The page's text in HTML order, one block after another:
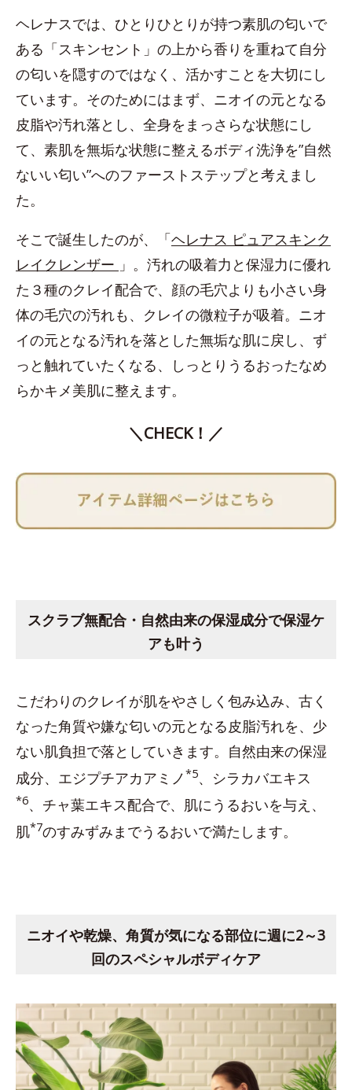
ヘレナスでは、ひとりひとりが持つ素肌の匂いで
ある「スキンセント」の上から香りを重ねて自分
の匂いを隠すのではなく、活かすことを大切にし
ています。そのためにはまず、ニオイの元となる
皮脂や汚れ落とし、全身をまっさらな状態にし
て、素肌を無垢な状態に整えるボディ洗浄を”自然
ないい匂い”へのファーストステップと考えまし
た。
そこで誕生したのが、「ヘレナス ピュアスキンク
レイクレンザー 」。汚れの吸着力と保湿力に優れ
た３種のクレイ配合で、顔の毛穴よりも小さい身
体の毛穴の汚れも、クレイの微粒子が吸着。ニオ
イの元となる汚れを落とした無垢な肌に戻し、ず
っと触れていたくなる、しっとりうるおったなめ
らかキメ美肌に整えます。
＼CHECK！／
スクラブ無配合・自然由来の保湿成分で保湿ケ
アも叶う
こだわりのクレイが肌をやさしく包み込み、古く
なった角質や嫌な匂いの元となる皮脂汚れを、少
ない肌負担で落としていきます。自然由来の保湿
成分、エジプチアカアミノ*5、シラカバエキス
*6、チャ葉エキス配合で、肌にうるおいを与え、
肌*7のすみずみまでうるおいで満たします。
ニオイや乾燥、角質が気になる部位に週に2～3
回のスペシャルボディケア